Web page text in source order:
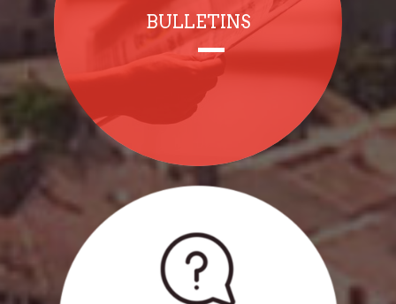
BULLETINS